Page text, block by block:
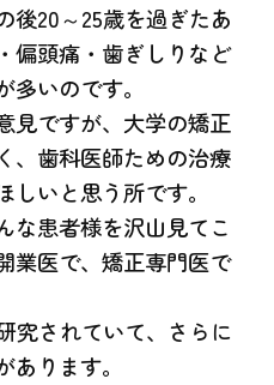
後20～25歳を過ぎたあ
偏頭痛・歯ぎしりなど
いのです。
見ですが、大学の矯正
、歯科医師ための治療
いと思う所です。
な患者様を沢山見てこ
業医で、矯正専門医で
究されていて、さらに
ります。